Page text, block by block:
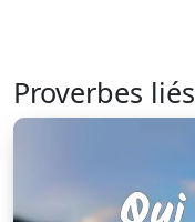
Proverbes liés